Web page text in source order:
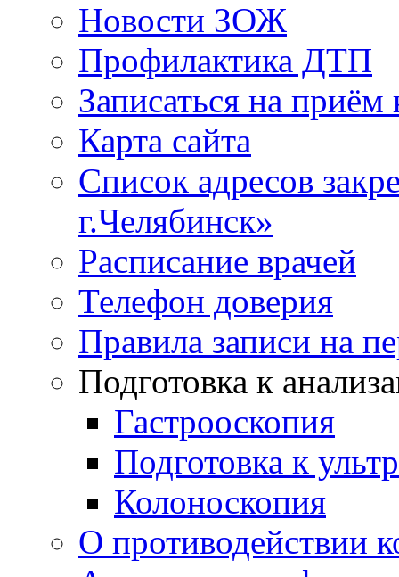
Новости ЗОЖ
Профилактика ДТП
Записаться на приём
Карта сайта
Список адресов
г.Челябинск»
Расписание врачей
Телефон доверия
Правила записи на
Подготовка к
Гастрооскопия
Подготовка к
Колоноскопия
О противодействии